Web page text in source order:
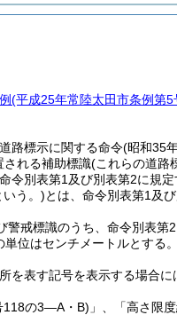
(平成25年常陸太田市条例第
路標示に関する命令(昭和35
される補助標識(これらの道路
別表第1及び別表第2に規定
いう。)とは、命令別表第1及
警戒標識のうち、命令別表
単位はセンチメートルとする
を表す記号を表示する場合
118の3―A・B) 」、「高さ限